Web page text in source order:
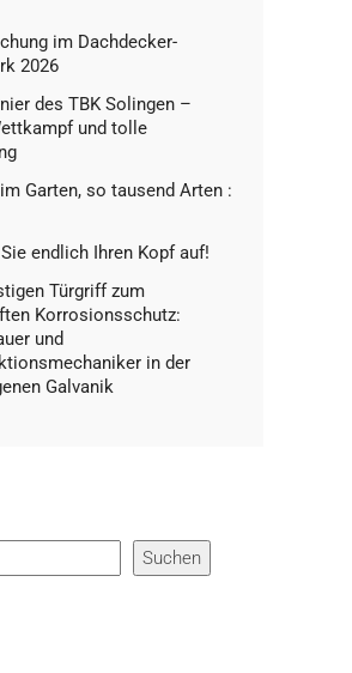
im Dachdecker-
2026
des TBK Solingen –
und tolle
Garten, so tausend Arten :
endlich Ihren Kopf auf!
Türgriff zum
Korrosionsschutz:
und
in der
Galvanik
Suchen